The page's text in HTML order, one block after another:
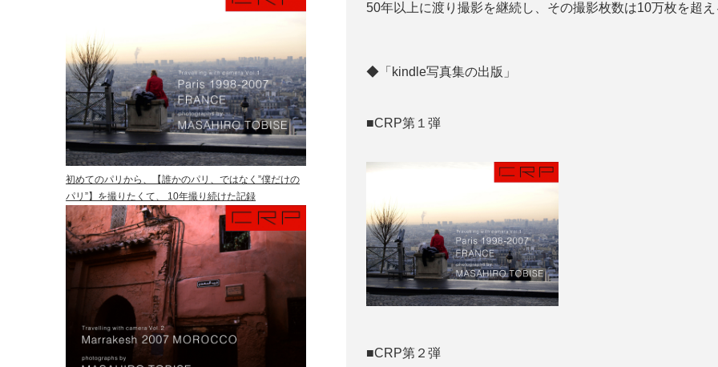
50年以上に渡り撮影を継続し、その撮影枚数は10万枚を超
◆「kindle写真集の出版」
■CRP第１弾
■CRP第２弾
初めてのパリから、【誰かのパリ、ではなく”僕だけの
パリ”】を撮りたくて、 10年撮り続けた記録